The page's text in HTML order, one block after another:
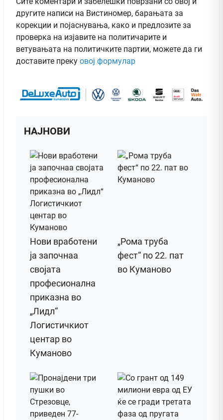
другите написи на Вистиномер, барањата за
корекции и појаснувања, како и предлозите за
проверка на изјавите на политичарите и
ветувањата на политичките партии, можете да ги
доставите преку овој формулар
НАЈНОВИ
Нови вработени
ја започнаа
својата
професионална
приказна во
„Лидл“
Логистичкиот
центар во
Куманово
„Рома труба
фест“ по 22. пат
во Куманово